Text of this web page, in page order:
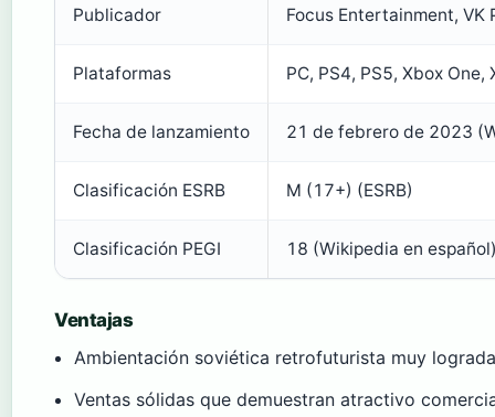
Publicador Focus Entertainment,
Plataformas PC, PS4, PS5, Xbox
Fecha de lanzamiento 21 de febrero de 2023
Clasificación ESRB M (17+) (ESRB)
Clasificación PEGI 18 (Wikipedia en
Ventajas
Ambientación soviética retrofuturista muy
Ventas sólidas que demuestran atractivo